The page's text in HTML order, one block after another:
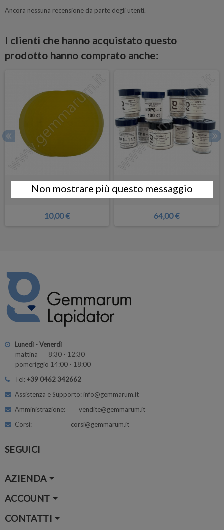
Ancora nessuna recensione da parte degli utenti.
I clienti che hanno acquistato questo
prodotto hanno comprato anche:
Film Ox Alluminio 20 Micron - 5
Dischi - foro da 12.7mm
10,00 €
Polvere di Diamante Naturale
64,00 €
Lunedì - Venerdì
mattina 8:30 - 12:30
pomeriggio 14:00 - 18:00
Tel:+39 0462 342662
Assistenza e Supporto: info@gemmarum.it
Amministrazione: vendite@gemmarum.it
Corsi: corsi@gemmarum.it
SEGUICI
AZIENDA
ACCOUNT
CONTATTI
Non mostrare più questo messaggio